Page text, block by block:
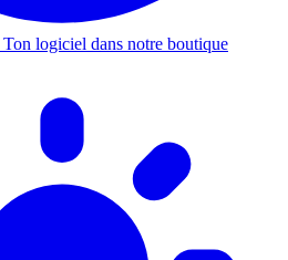
Ton logiciel dans notre boutique